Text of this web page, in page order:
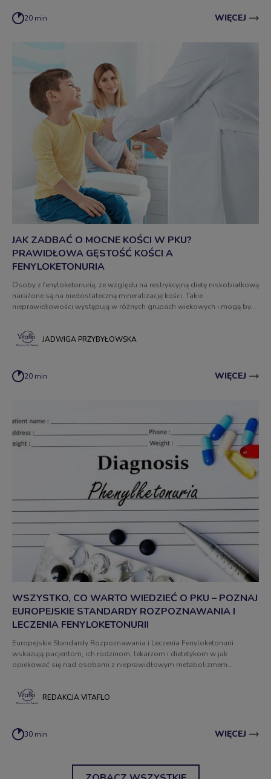
20 min WIĘCEJ
JAK ZADBAĆ O MOCNE KOŚCI W PKU?
PRAWIDŁOWA GĘSTOŚĆ KOŚCI A
FENYLOKETONURIA
Osoby z fenyloketonurią, ze względu na restrykcyjną dietę niskobiałkową
narażone są na niedostateczną mineralizację kości. Takie
nieprawidłowości występują w różnych grupach wiekowych i mogą być
JADWIGA PRZYBYŁOWSKA
20 min WIĘCEJ
WSZYSTKO, CO WARTO WIEDZIEĆ O PKU – POZNAJ
EUROPEJSKIE STANDARDY ROZPOZNAWANIA I
LECZENIA FENYLOKETONURII
Europejskie Standardy Rozpoznawania i Leczenia Fenyloketonurii
wskazują pacjentom, ich rodzinom, lekarzom i dietetykom w jak
opiekować się nad osobami z nieprawidłowym metabolizmem
REDAKCJA VITAFLO
30 min WIĘCEJ